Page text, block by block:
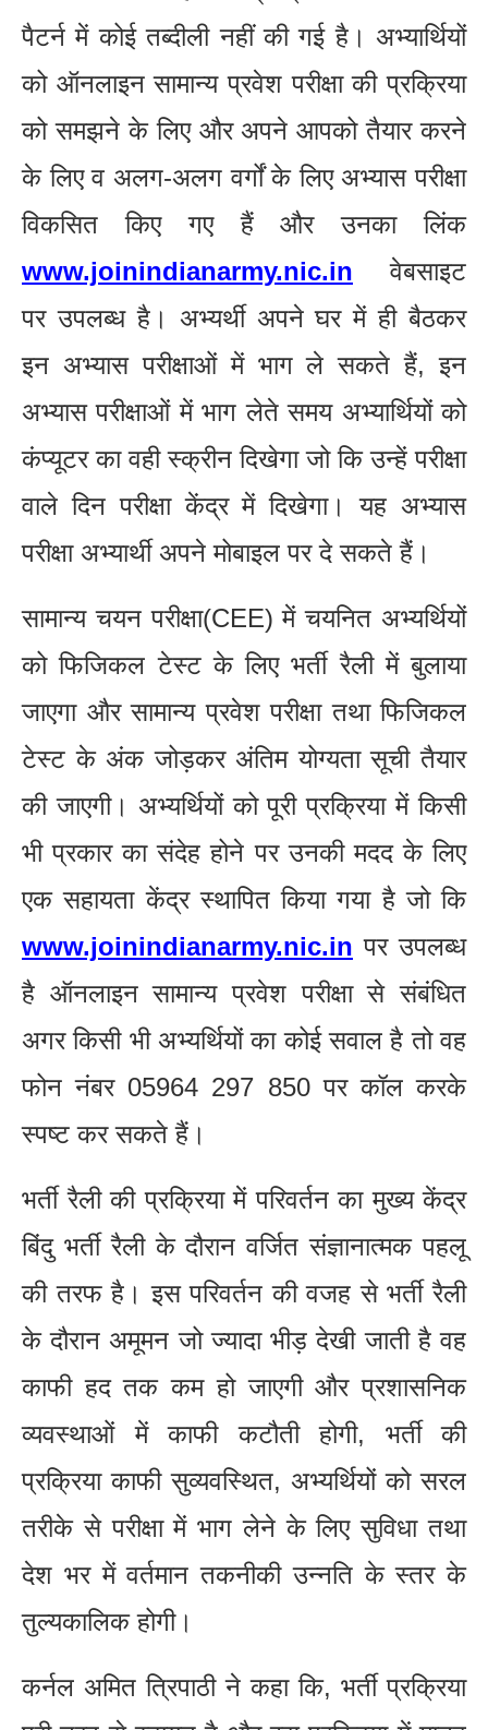
पैटर्न में कोई तब्दीली नहीं की गई है। अभ्यार्थियों
को ऑनलाइन सामान्य प्रवेश परीक्षा की प्रक्रिया
को समझने के लिए और अपने आपको तैयार करने
के लिए व अलग-अलग वर्गों के लिए अभ्यास परीक्षा
विकसित किए गए हैं और उनका लिंक
www.joinindianarmy.nic.in वेबसाइट
पर उपलब्ध है। अभ्यर्थी अपने घर में ही बैठकर
इन अभ्यास परीक्षाओं में भाग ले सकते हैं, इन
अभ्यास परीक्षाओं में भाग लेते समय अभ्यार्थियों को
कंप्यूटर का वही स्क्रीन दिखेगा जो कि उन्हें परीक्षा
वाले दिन परीक्षा केंद्र में दिखेगा। यह अभ्यास
परीक्षा अभ्यार्थी अपने मोबाइल पर दे सकते हैं।
सामान्य चयन परीक्षा(CEE) में चयनित अभ्यर्थियों
को फिजिकल टेस्ट के लिए भर्ती रैली में बुलाया
जाएगा और सामान्य प्रवेश परीक्षा तथा फिजिकल
टेस्ट के अंक जोड़कर अंतिम योग्यता सूची तैयार
की जाएगी। अभ्यर्थियों को पूरी प्रक्रिया में किसी
भी प्रकार का संदेह होने पर उनकी मदद के लिए
एक सहायता केंद्र स्थापित किया गया है जो कि
www.joinindianarmy.nic.in पर उपलब्ध
है ऑनलाइन सामान्य प्रवेश परीक्षा से संबंधित
अगर किसी भी अभ्यर्थियों का कोई सवाल है तो वह
फोन नंबर 05964 297 850 पर कॉल करके
स्पष्ट कर सकते हैं।
भर्ती रैली की प्रक्रिया में परिवर्तन का मुख्य केंद्र
बिंदु भर्ती रैली के दौरान वर्जित संज्ञानात्मक पहलू
की तरफ है। इस परिवर्तन की वजह से भर्ती रैली
के दौरान अमूमन जो ज्यादा भीड़ देखी जाती है वह
काफी हद तक कम हो जाएगी और प्रशासनिक
व्यवस्थाओं में काफी कटौती होगी, भर्ती की
प्रक्रिया काफी सुव्यवस्थित, अभ्यर्थियों को सरल
तरीके से परीक्षा में भाग लेने के लिए सुविधा तथा
देश भर में वर्तमान तकनीकी उन्नति के स्तर के
तुल्यकालिक होगी।
कर्नल अमित त्रिपाठी ने कहा कि, भर्ती प्रक्रिया